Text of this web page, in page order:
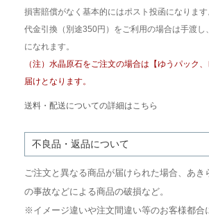
損害賠償がなく基本的にはポスト投函になります
代金引換（別途350円）をご利用の場合は手渡し
になれます。
（注）水晶原石をご注文の場合は【ゆうパック
届けとなります。
送料・配送についての詳細はこちら
不良品・返品について
ご注文と異なる商品が届けられた場合、あき
の事故などによる商品の破損など。
※イメージ違いや注文間違い等のお客様都合